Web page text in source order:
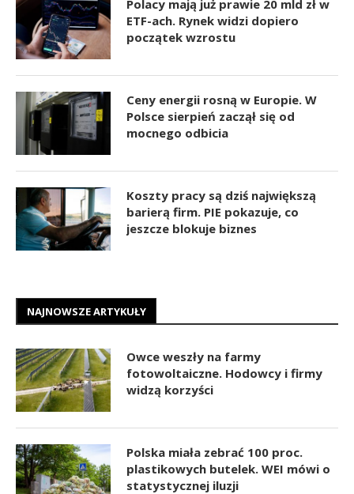
Polacy mają już prawie 20 mld zł w
ETF-ach. Rynek widzi dopiero
początek wzrostu
Ceny energii rosną w Europie. W
Polsce sierpień zaczął się od
mocnego odbicia
Koszty pracy są dziś największą
barierą firm. PIE pokazuje, co
jeszcze blokuje biznes
NAJNOWSZE ARTYKUŁY
Owce weszły na farmy
fotowoltaiczne. Hodowcy i firmy
widzą korzyści
Polska miała zebrać 100 proc.
plastikowych butelek. WEI mówi o
statystycznej iluzji